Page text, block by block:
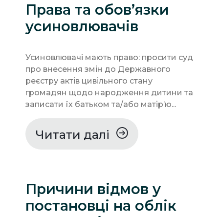
Права та обов’язки
усиновлювачів
Усиновлювачі мають право: просити суд
про внесення змін до Державного
реєстру актів цивільного стану
громадян щодо народження дитини та
записати їх батьком та/або матір’ю...
Читати далі
Причини відмов у
постановці на облік